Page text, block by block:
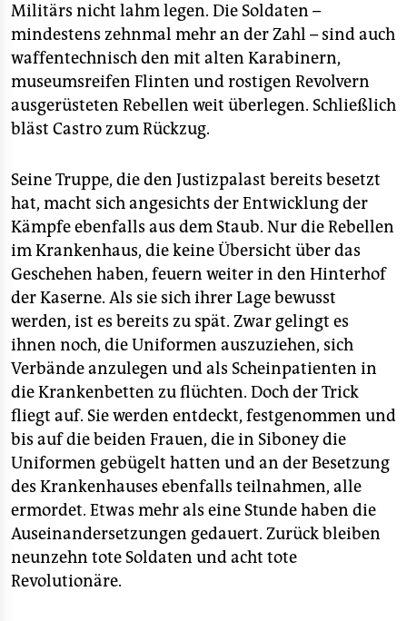
Militärs nicht lahm legen. Die Soldaten –
mindestens zehnmal mehr an der Zahl – sind auch
waffentechnisch den mit alten Karabinern,
museumsreifen Flinten und rostigen Revolvern
ausgerüsteten Rebellen weit überlegen. Schließlich
bläst Castro zum Rückzug.
Seine Truppe, die den Justizpalast bereits besetzt
hat, macht sich angesichts der Entwicklung der
Kämpfe ebenfalls aus dem Staub. Nur die Rebellen
im Krankenhaus, die keine Übersicht über das
Geschehen haben, feuern weiter in den Hinterhof
der Kaserne. Als sie sich ihrer Lage bewusst
werden, ist es bereits zu spät. Zwar gelingt es
ihnen noch, die Uniformen auszuziehen, sich
Verbände anzulegen und als Scheinpatienten in
die Krankenbetten zu flüchten. Doch der Trick
fliegt auf. Sie werden entdeckt, festgenommen und
bis auf die beiden Frauen, die in Siboney die
Uniformen gebügelt hatten und an der Besetzung
des Krankenhauses ebenfalls teilnahmen, alle
ermordet. Etwas mehr als eine Stunde haben die
Auseinandersetzungen gedauert. Zurück bleiben
neunzehn tote Soldaten und acht tote
Revolutionäre.